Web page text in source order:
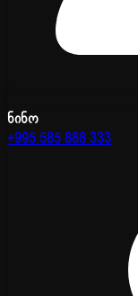
ნინო
+995 585 888 333